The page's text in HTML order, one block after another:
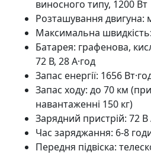
виносного типу, 1200 Вт
Розташування двигуна:
Максимальна
Батарея: графенова,
72 В, 28 А·год
Запас енергії: 1656
Запас ходу: до 70 км
навантаженні 150 кг)
Зарядний пристрій: 72
Час заряджання: 6-8
Передня підвіска: